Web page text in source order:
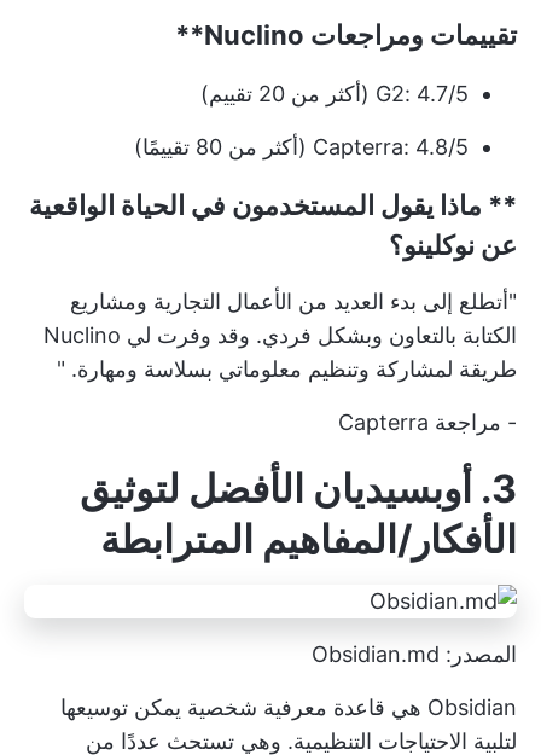
تقييمات ومراجعات Nuclino**
G2: 4.7/5 (أكثر من 20 تقييم)
Capterra: 4.8/5 (أكثر من 80 تقييمًا)
** ماذا يقول المستخدمون في الحياة الواقعية
عن نوكلينو؟
"أتطلع إلى بدء العديد من الأعمال التجارية ومشاريع
الكتابة بالتعاون وبشكل فردي. وقد وفرت لي Nuclino
طريقة لمشاركة وتنظيم معلوماتي بسلاسة ومهارة. "
- مراجعة Capterra
3. أوبسيديان الأفضل لتوثيق
الأفكار/المفاهيم المترابطة
المصدر: Obsidian.md
Obsidian هي قاعدة معرفية شخصية يمكن توسيعها
لتلبية الاحتياجات التنظيمية. وهي تستحث عددًا من